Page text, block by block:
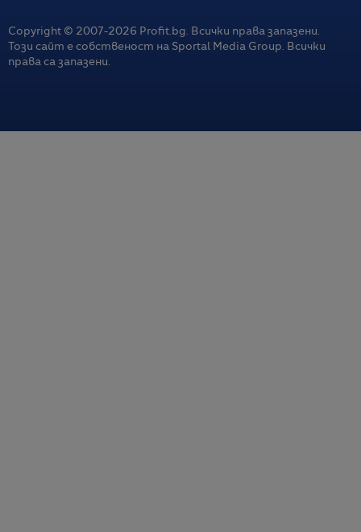
Copyright © 2007-2026 Profit.bg. Всички права запазени.
Този сайт е собственост на Sportal Media Group. Всички
права са запазени.